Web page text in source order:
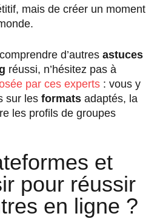
mais de créer un moment
d’autres astuces
réussi, n’hésitez pas à
par ces experts : vous y
sur les formats adaptés, la
les profils de groupes
et
pour réussir
en ligne ?